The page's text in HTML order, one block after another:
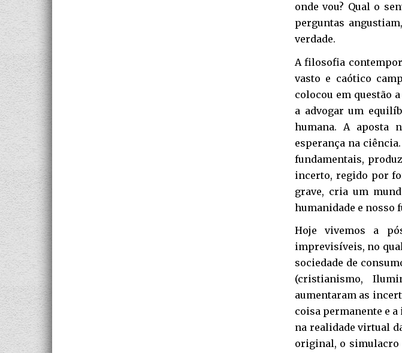
onde vou? Qual o
perguntas
verdade.
A filosofia
vasto e caótico
colocou em questão
a advogar um
humana. A aposta
esperança na
fundamentais,
incerto, regido por
grave, cria um
humanidade e nosso
Hoje vivemos a
imprevisíveis, no
sociedade de
(cristianismo,
aumentaram as
coisa permanente e
na realidade virtual
original, o simulacro